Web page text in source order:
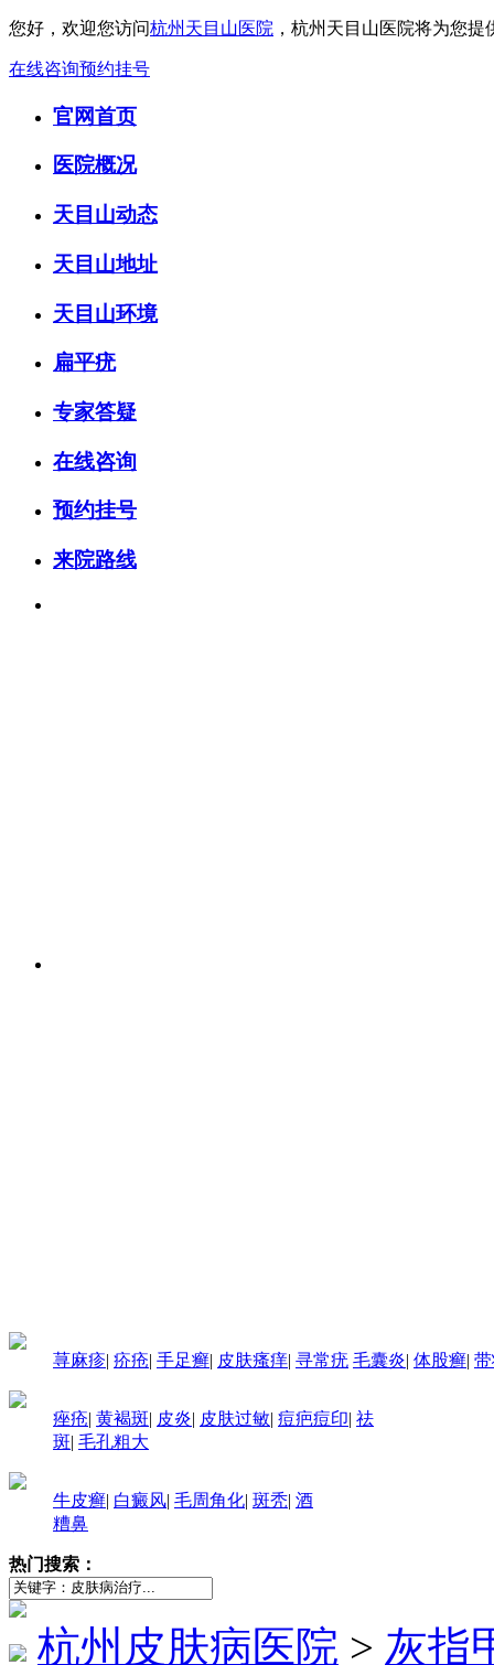
您好，欢迎您访问杭州天目山医院 ，杭州天目山医院将为您
在线咨询预约挂号
官网首页
医院概况
天目山动态
天目山地址
天目山环境
扁平疣
专家答疑
在线咨询
预约挂号
来院路线
荨麻疹| 疥疮| 手足癣| 皮肤瘙痒| 寻常疣 毛囊炎| 体股癣|
痤疮| 黄褐斑| 皮炎| 皮肤过敏| 痘疤痘印| 祛
斑| 毛孔粗大
牛皮癣| 白癜风| 毛周角化| 斑秃| 酒
糟鼻
热门搜索：
杭州皮肤病医院 > 灰指